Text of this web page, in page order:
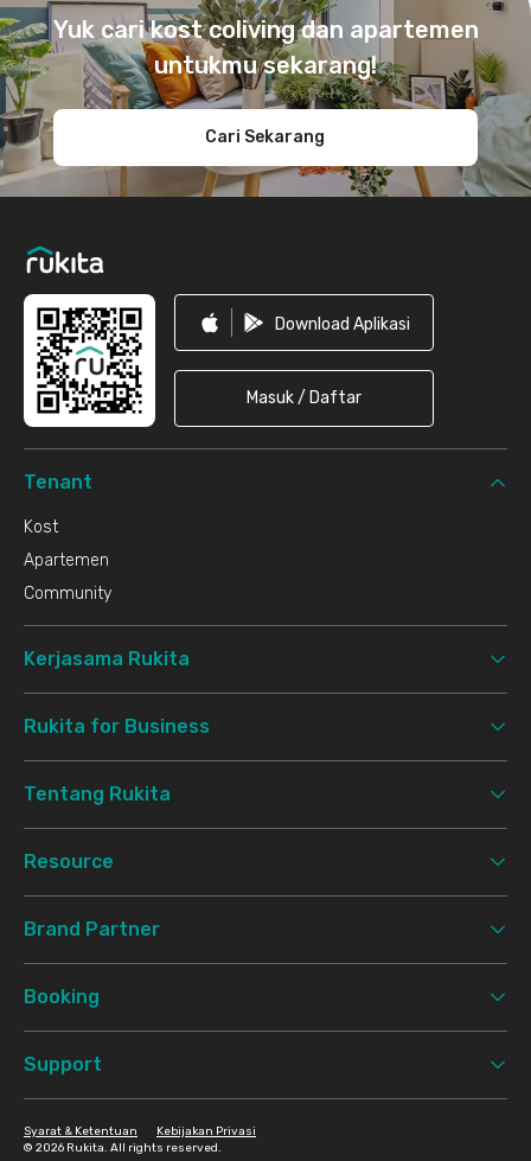
Yuk cari kost coliving dan apartemen
untukmu sekarang!
Cari Sekarang
Download Aplikasi
Masuk / Daftar
Tenant
Kost
Apartemen
Community
Kerjasama Rukita
Rukita for Business
Tentang Rukita
Resource
Brand Partner
Booking
Support
© 2026 Rukita. All rights reserved.
Syarat & Ketentuan Kebijakan Privasi